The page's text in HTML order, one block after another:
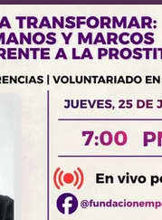
Denuncias
Genero